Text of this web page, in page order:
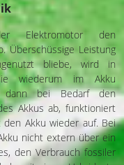
Elektromotor den
Überschüssige Leistung
bliebe, wird in
wiederum im Akku
dann bei Bedarf den
Akkus ab, funktioniert
Akku wieder auf. Bei
nicht extern über ein
den Verbrauch fossiler